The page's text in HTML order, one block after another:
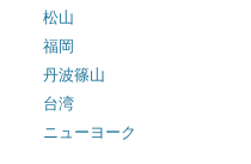
松山
福岡
丹波篠山
台湾
ニューヨーク